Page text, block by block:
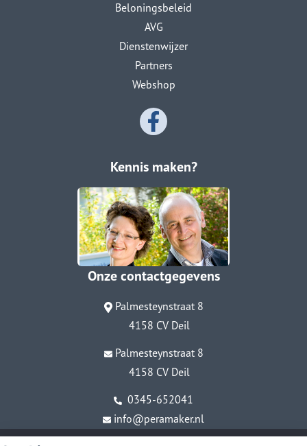
Beloningsbeleid
AVG
Dienstenwijzer
Partners
Webshop
Kennis maken?
Onze contactgegevens
Palmesteynstraat 8
4158 CV Deil
Palmesteynstraat 8
4158 CV Deil
0345-652041
info@peramaker.nl